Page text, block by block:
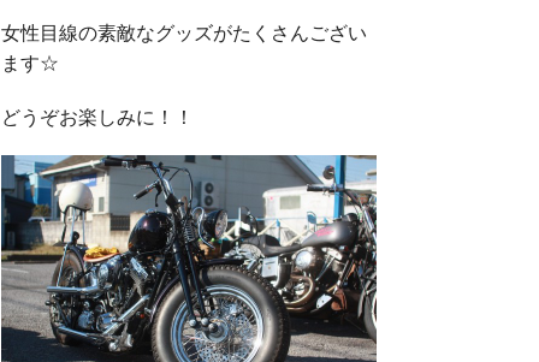
女性目線の素敵なグッズがたくさんござい
ます☆
どうぞお楽しみに！！